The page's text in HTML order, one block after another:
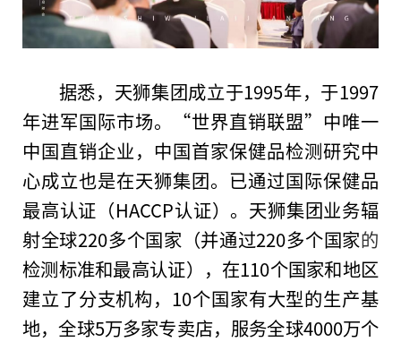
据悉，天狮集团成立于1995年，于1997
年进军国际市场。“世界直销联盟”中唯一
中国直销企业， 中国首家保健品检测研究中
心成立也是在天狮集团。已通过国际保健品
最高认证（HACCP认证）。天狮集团业务辐
射全球220多个国家 （并通过220多个国家的
检测标准和最高认证），在110个国家和地区
建立了分支机构，10个国家有大型的生产基
地，全球5万多家专卖店，服务全球4000万个